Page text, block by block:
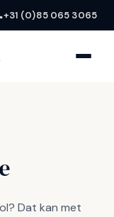
+31 (0)85 065 3065
Dat kan met